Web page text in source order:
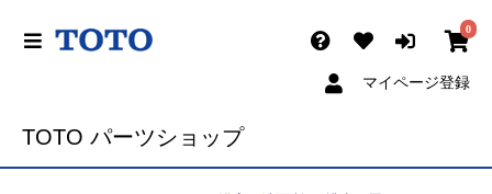
0
マイページ登録
TOTO パーツショップ